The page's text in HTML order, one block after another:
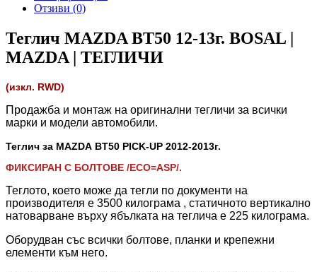
Отзиви (0)
Теглич MAZDA BT50 12-13г. BOSAL |
MAZDA | ТЕГЛИЧИ
(изкл. RWD)
Продажба и монтаж на оригинални тегличи за всички
марки и модели автомобили.
Теглич за MAZDA BT50 PICK-UP 2012-2013г.
ФИКСИРАН С БОЛТОВЕ /ECO=ASP/.
Теглото, което може да тегли по документи на
производителя е 3500 килограма , статичното вертикално
натоварване върху ябълката на теглича е 225 килограма.
Оборудван със всички болтове, планки и крепежни
елементи към него.